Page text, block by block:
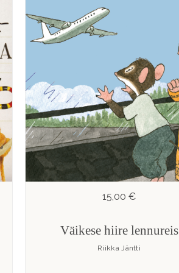
15,00 €
Väikese hiire lennureis
Riikka Jäntti